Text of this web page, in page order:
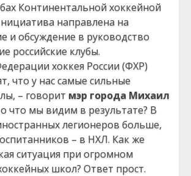
Континентальной хоккейной
направлена на
и обсуждение в руководство
российские клубы.
хоккея России (ФХР)
что у нас самые сильные
– говорит мэр города Михаил
что мы видим в результате? В
легионеров больше,
– в НХЛ. Как же
ситуация при огромном
школ? Ответ прост.